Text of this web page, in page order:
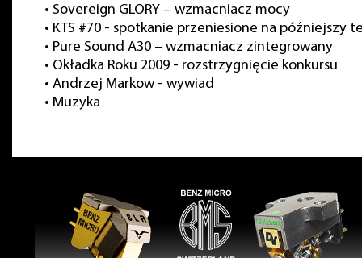
• Sovereign GLORY – wzmacniacz mocy
• KTS #70 - spotkanie przeniesione na późniejszy
• Pure Sound A30 – wzmacniacz zintegrowany
• Okładka Roku 2009 - rozstrzygnięcie konkursu
• Andrzej Markow - wywiad
• Muzyka